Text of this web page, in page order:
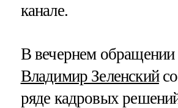
канале.
В вечернем обращении
Владимир Зеленский
ряде кадровых